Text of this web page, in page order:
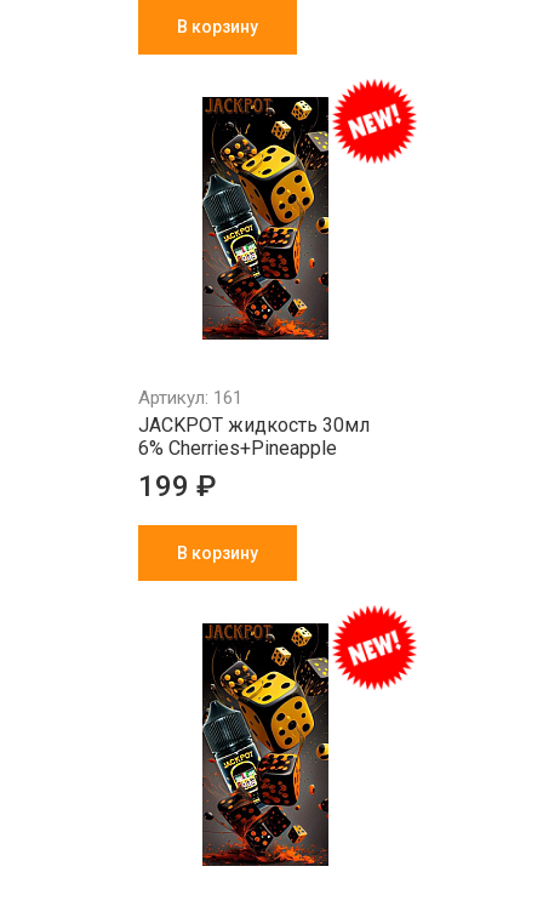
В корзину
Артикул: 161
JACKPOT жидкость 30мл
6% Cherries+Pineapple
199 ₽
В корзину